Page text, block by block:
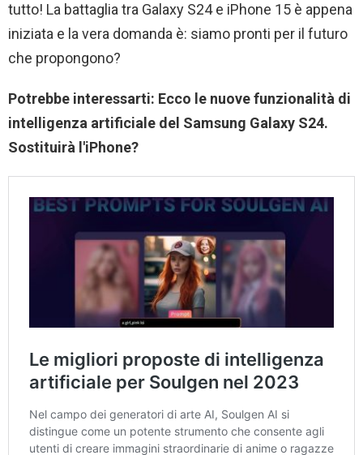
tutto! La battaglia tra Galaxy S24 e iPhone 15 è appena
iniziata e la vera domanda è: siamo pronti per il futuro
che propongono?
Potrebbe interessarti: Ecco le nuove funzionalità di
intelligenza artificiale del Samsung Galaxy S24.
Sostituirà l'iPhone?